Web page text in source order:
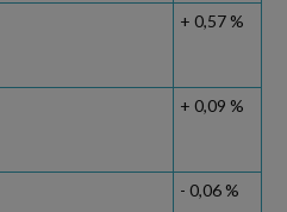
+ 0,57 %
+ 0,09 %
- 0,06 %